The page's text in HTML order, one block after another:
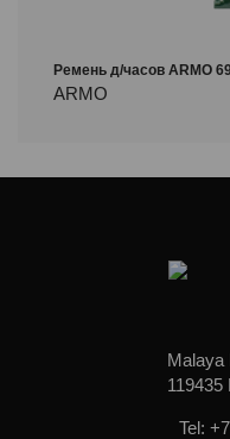
Ремень д/часов ARMO
ARMO
Malaya
Tel: